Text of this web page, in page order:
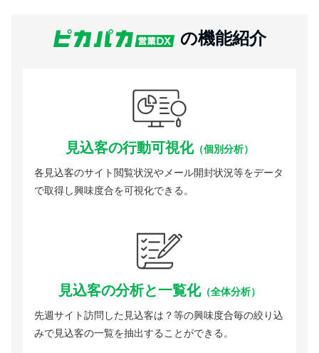
の機能紹介
見込客の行動可視化（個別分析）
各見込客のサイト閲覧状況やメール開封状況等をデータ
で取得し興味度合を可視化できる。
見込客の分析と一覧化（全体分析）
先週サイト訪問した見込客は？等の興味度合毎の絞り込
みで見込客の一覧を抽出することができる。